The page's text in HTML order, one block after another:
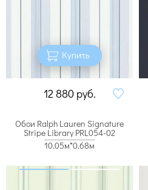
Купить
12 880 руб.
Обои Ralph Lauren Signature
Stripe Library PRL054-02
10.05м*0.68м